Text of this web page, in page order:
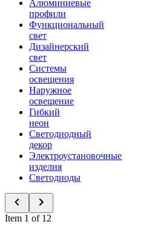
Алюминиевые
профили
Функциональный
свет
Дизайнерский
свет
Системы
освещения
Наружное
освещение
Гибкий
неон
Светодиодный
декор
Электроустановочные
изделия
Светодиоды
Item 1 of 12